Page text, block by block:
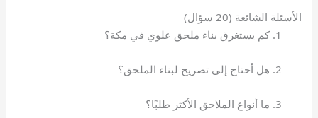
الأسئلة الشائعة (20 سؤال)
كم يستغرق بناء ملحق علوي في مكة؟
هل أحتاج إلى تصريح لبناء الملحق؟
ما أنواع الملاحق الأكثر طلبًا؟